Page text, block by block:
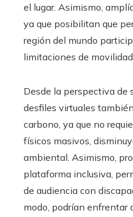
el lugar. Asimismo,
ya que posibilitan que
región del mundo
limitaciones de movilidad.
Desde la perspectiva de
desfiles virtuales
carbono, ya que no
físicos masivos,
ambiental. Asimismo,
plataforma inclusiva,
de audiencia con
modo, podrían enfrentar